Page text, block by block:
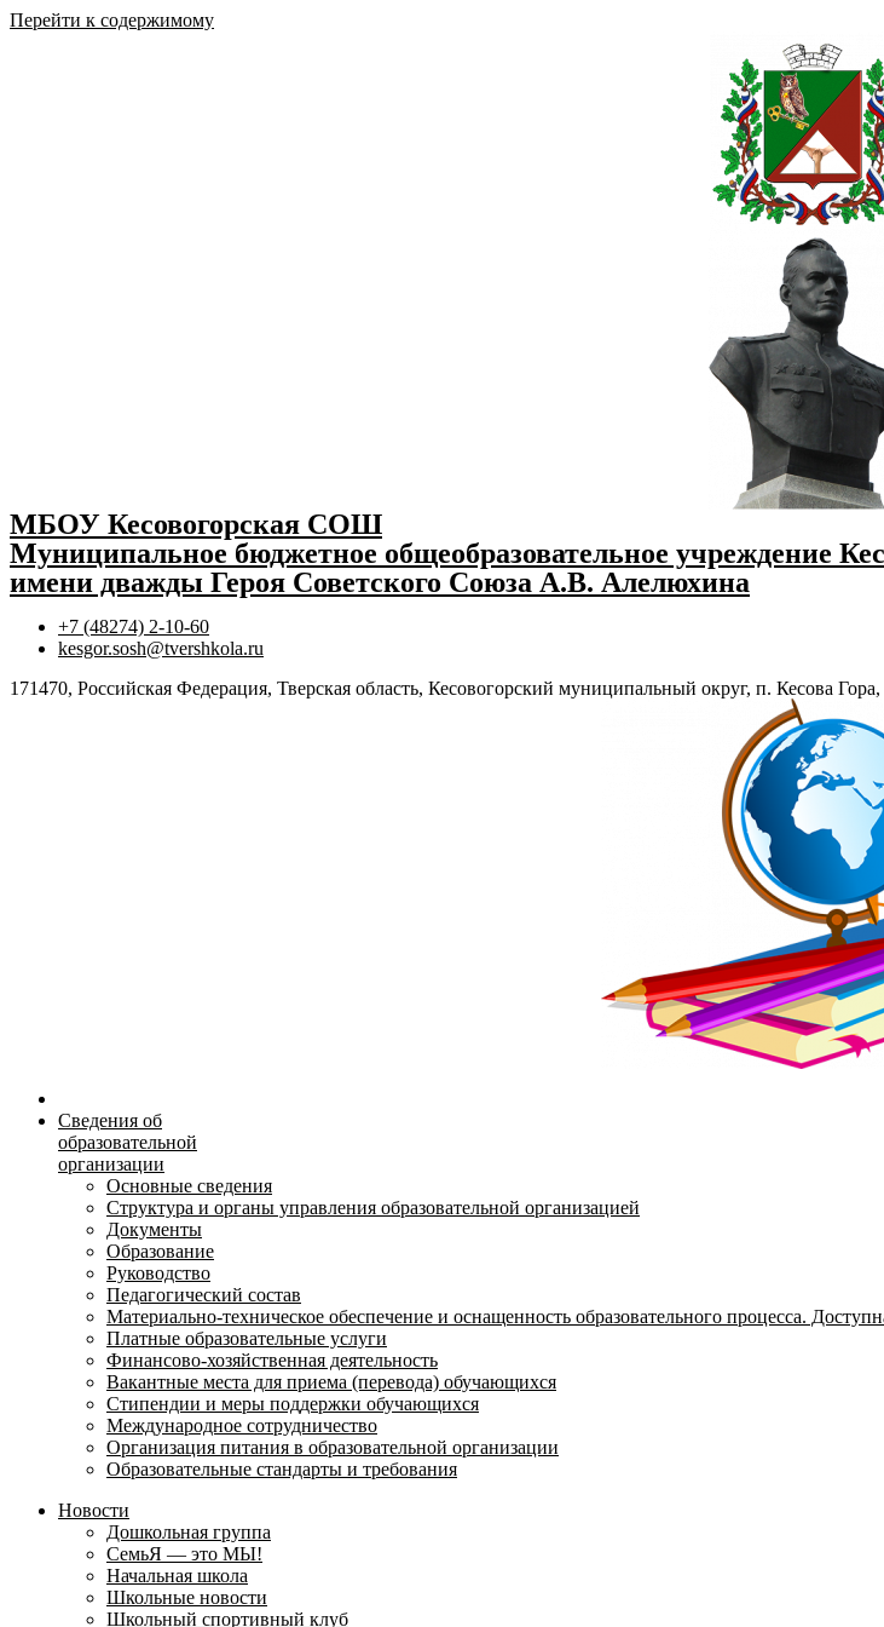
Перейти к содержимому
МБОУ Кесовогорская СОШ
Муниципальное бюджетное общеобразовательное учреждение
имени дважды Героя Советского Союза А.В. Алелюхина
+7 (48274) 2-10-60
kesgor.sosh@tvershkola.ru
171470, Российская Федерация, Тверская область, Кесовогорский муниципальный округ, п. Кесова
Сведения об
образовательной
организации
Основные сведения
Структура и органы управления образовательной организацией
Документы
Образование
Руководство
Педагогический состав
Материально-техническое обеспечение и оснащенность образовательного процесса.
Платные образовательные услуги
Финансово-хозяйственная деятельность
Вакантные места для приема (перевода) обучающихся
Стипендии и меры поддержки обучающихся
Международное сотрудничество
Организация питания в образовательной организации
Образовательные стандарты и требования
Новости
Дошкольная группа
СемьЯ — это МЫ!
Начальная школа
Школьные новости
Школьный спортивный клуб